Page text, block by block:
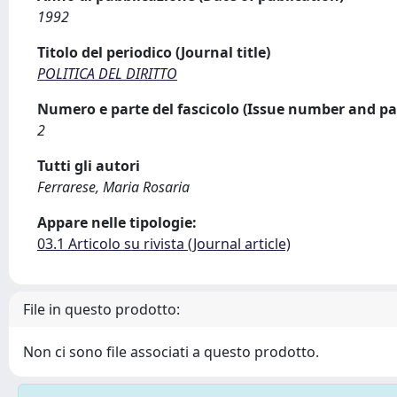
1992
Titolo del periodico (Journal title)
POLITICA DEL DIRITTO
Numero e parte del fascicolo (Issue number and
2
Tutti gli autori
Ferrarese, Maria Rosaria
Appare nelle tipologie:
03.1 Articolo su rivista (Journal article)
File in questo prodotto:
Non ci sono file associati a questo prodotto.